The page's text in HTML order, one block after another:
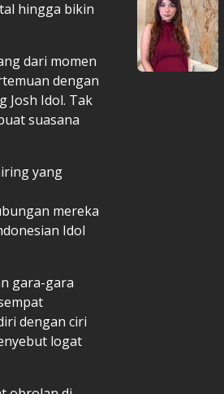
hingga bikin
dari momen
dengan
Josh Idol. Tak
suasana
yang
mereka
Idol
gara-gara
dengan ciri
logat